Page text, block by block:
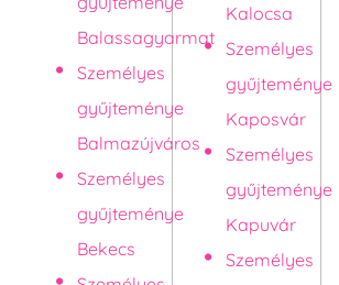
Balassagyarmat
Személyes
gyűjteménye
Balmazújváros
Személyes
gyűjteménye
Bekecs
Kalocsa
Személyes
gyűjteménye
Kaposvár
Személyes
gyűjteménye
Kapuvár
Személyes